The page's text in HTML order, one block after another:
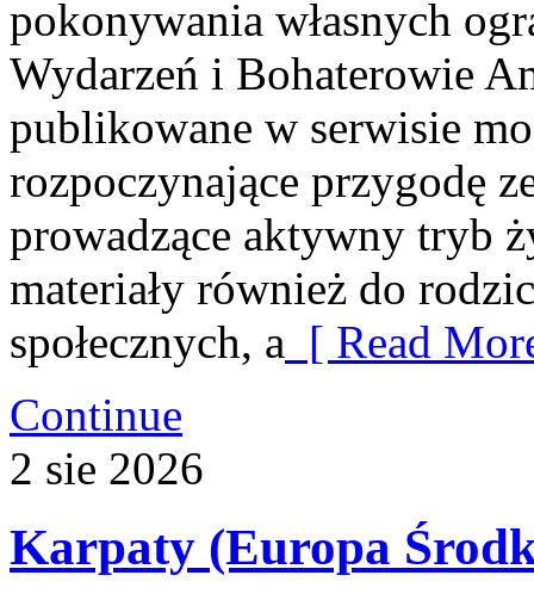
pokonywania własnych
Wydarzeń i Bohaterowie
publikowane w serwisie
rozpoczynające przygodę
prowadzące aktywny tryb
materiały również do
społecznych, a [ Read
Continue
2 sie 2026
Karpaty (Europa